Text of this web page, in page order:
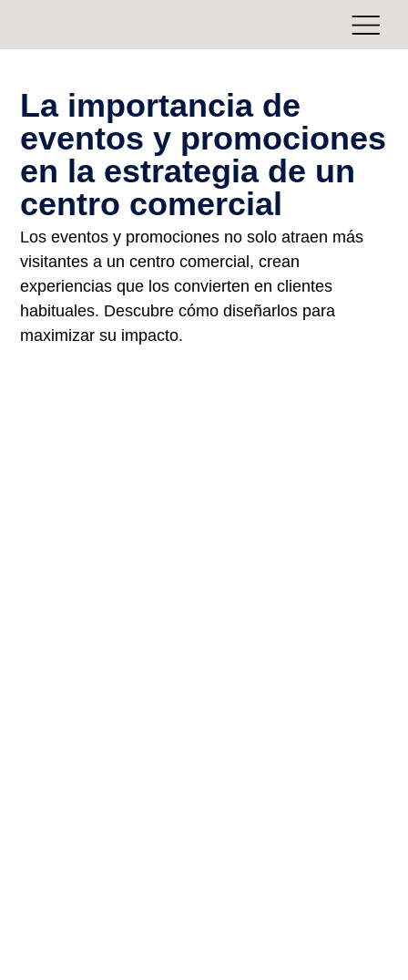
La importancia de
eventos y promociones
en la estrategia de un
centro comercial
Los eventos y promociones no solo atraen más
visitantes a un centro comercial, crean
experiencias que los convierten en clientes
habituales. Descubre cómo diseñarlos para
maximizar su impacto.